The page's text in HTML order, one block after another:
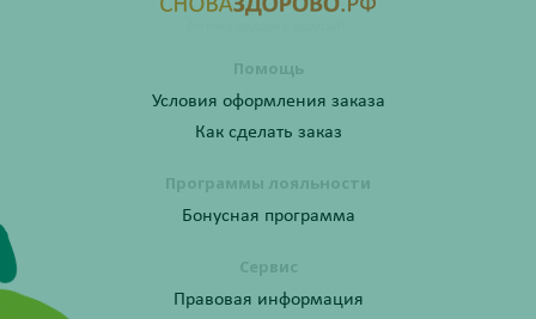
Помощь
Условия оформления заказа
Как сделать заказ
Программы лояльности
Бонусная программа
Сервис
Правовая информация